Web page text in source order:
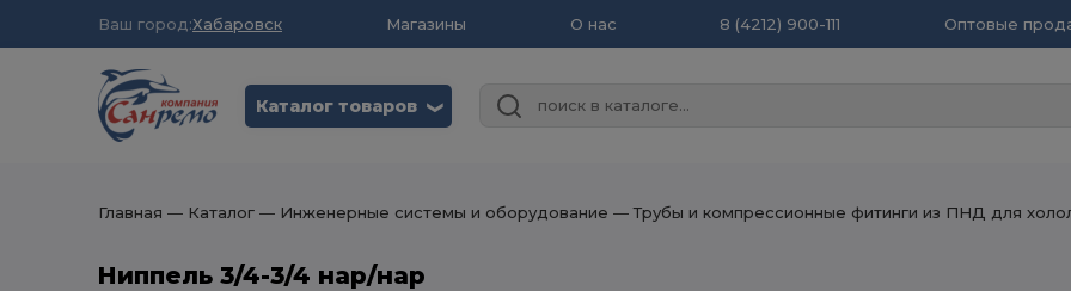
Ваш город:Хабаровск Магазины О нас 8 (4212) 900-111 Оптовые
Каталог товаров ❮
Главная ― Каталог ― Инженерные системы и оборудование ― Трубы и компрессионные фитинги из ПНД для
Ниппель 3/4-3/4 нар/нар